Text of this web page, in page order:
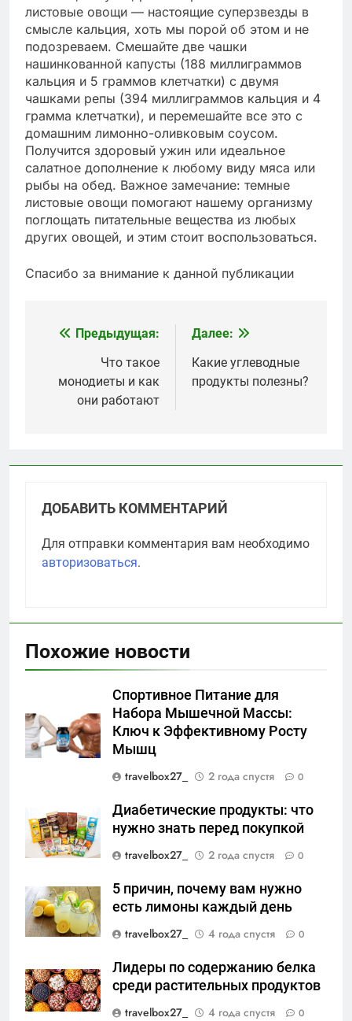
листовые овощи — настоящие суперзвезды в
смысле кальция, хоть мы порой об этом и не
подозреваем. Смешайте две чашки
нашинкованной капусты (188 миллиграммов
кальция и 5 граммов клетчатки) с двумя
чашками репы (394 миллиграммов кальция и 4
грамма клетчатки), и перемешайте все это с
домашним лимонно-оливковым соусом.
Получится здоровый ужин или идеальное
салатное дополнение к любому виду мяса или
рыбы на обед. Важное замечание: темные
листовые овощи помогают нашему организму
поглощать питательные вещества из любых
других овощей, и этим стоит воспользоваться.
Спасибо за внимание к данной публикации
Навигация
записям
Предыдущая:
Что такое
монодиеты и как
они работают
Далее:
Какие углеводные
продукты полезны?
ДОБАВИТЬ КОММЕНТАРИЙ
Для отправки комментария вам необходимо
авторизоваться.
Похожие новости
Спортивное Питание для
Набора Мышечной Массы:
Ключ к Эффективному Росту
Мышц
travelbox27_
2 года спустя 0
Диабетические продукты: что
нужно знать перед покупкой
travelbox27_
2 года спустя 0
5 причин, почему вам нужно
есть лимоны каждый день
travelbox27_
4 года спустя 0
Лидеры по содержанию белка
среди растительных продуктов
travelbox27_
4 года спустя 0